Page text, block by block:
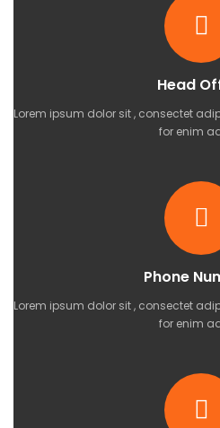
Head
Lorem ipsum dolor sit , consectet
for enim
Phone
Lorem ipsum dolor sit , consectet
for enim